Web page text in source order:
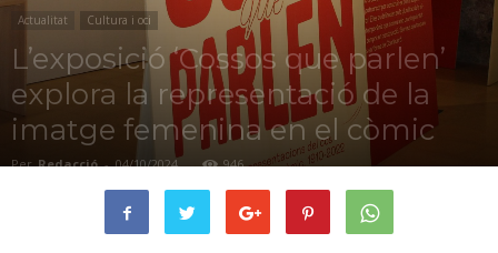
Actualitat Cultura i oci
L’exposició ‘Cossos que parlen’
explora la representació de la
imatge femenina en el còmic
Per Redacció - 04/10/2024 946